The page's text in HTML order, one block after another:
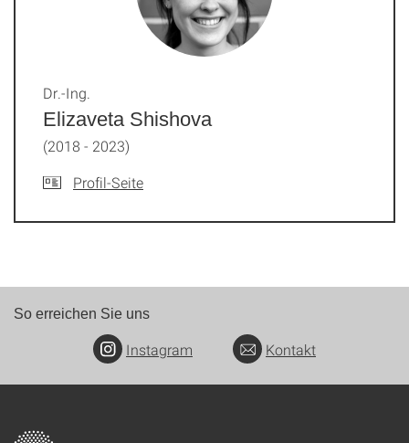
Elizaveta Shishova
Dr.-Ing.
(2018 - 2023)
Profil-Seite
So erreichen Sie uns
Instagram Kontakt